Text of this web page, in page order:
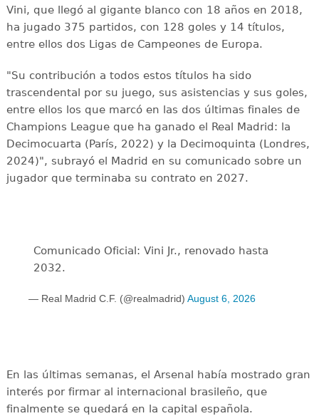
Vini, que llegó al gigante blanco con 18 años en 2018,
ha jugado 375 partidos, con 128 goles y 14 títulos,
entre ellos dos Ligas de Campeones de Europa.
"Su contribución a todos estos títulos ha sido
trascendental por su juego, sus asistencias y sus goles,
entre ellos los que marcó en las dos últimas finales de
Champions League que ha ganado el Real Madrid: la
Decimocuarta (París, 2022) y la Decimoquinta (Londres,
2024)", subrayó el Madrid en su comunicado sobre un
jugador que terminaba su contrato en 2027.
Comunicado Oficial: Vini Jr., renovado hasta
2032.
— Real Madrid C.F. (@realmadrid) August 6, 2026
En las últimas semanas, el Arsenal había mostrado gran
interés por firmar al internacional brasileño, que
finalmente se quedará en la capital española.